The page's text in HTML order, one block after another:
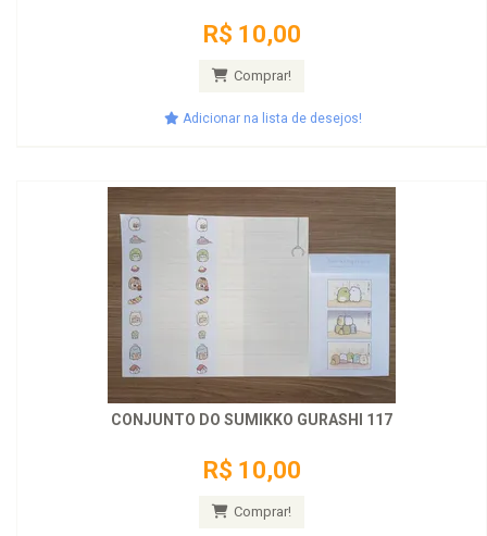
R$ 10,00
Comprar!
Adicionar na lista de desejos!
CONJUNTO DO SUMIKKO GURASHI 117
R$ 10,00
Comprar!